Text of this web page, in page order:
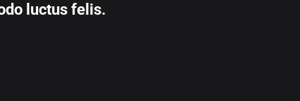
luctus felis.